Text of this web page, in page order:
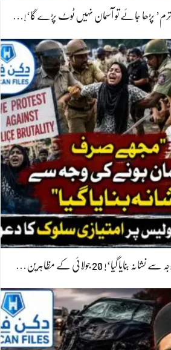
پڑھا جائے تو آسمان نہیں ٹوٹ پڑے گا‘!…
گیا‘! 20 جولائی کے مظاہرین…